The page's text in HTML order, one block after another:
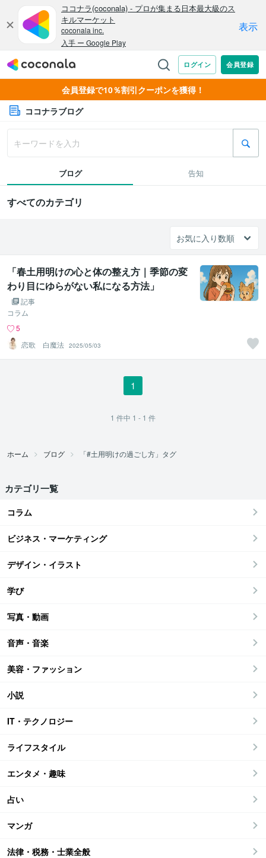
会員登録で10％割引クーポンを獲得！
ココナラブログ
ブログ 告知
すべてのカテゴリ
「春土用明けの心と体の整え方｜季節の変
わり目にゆらがない私になる方法」
記事
コラム
5
恋歌 白魔法 2025/05/03
1
1 件中 1 - 1 件
ホーム ブログ 「#土用明けの過ごし方」タグ
カテゴリ一覧
コラム
ビジネス・マーケティング
デザイン・イラスト
学び
写真・動画
音声・音楽
美容・ファッション
小説
IT・テクノロジー
ライフスタイル
エンタメ・趣味
占い
マンガ
法律・税務・士業全般